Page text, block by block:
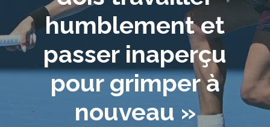
humblement et
passer inaperçu
pour grimper à
nouveau »